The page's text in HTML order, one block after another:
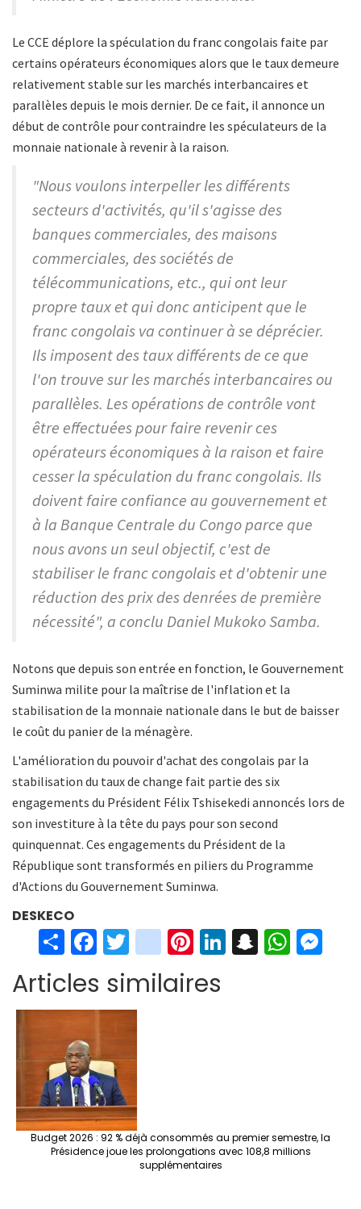
Le CCE déplore la spéculation du franc congolais faite par
certains opérateurs économiques alors que le taux demeure
relativement stable sur les marchés interbancaires et
parallèles depuis le mois dernier. De ce fait, il annonce un
début de contrôle pour contraindre les spéculateurs de la
monnaie nationale à revenir à la raison.
"Nous voulons interpeller les différents
secteurs d'activités, qu'il s'agisse des
banques commerciales, des maisons
commerciales, des sociétés de
télécommunications, etc., qui ont leur
propre taux et qui donc anticipent que le
franc congolais va continuer à se déprécier.
Ils imposent des taux différents de ce que
l'on trouve sur les marchés interbancaires ou
parallèles. Les opérations de contrôle vont
être effectuées pour faire revenir ces
opérateurs économiques à la raison et faire
cesser la spéculation du franc congolais. Ils
doivent faire confiance au gouvernement et
à la Banque Centrale du Congo parce que
nous avons un seul objectif, c'est de
stabiliser le franc congolais et d'obtenir une
réduction des prix des denrées de première
nécessité", a conclu Daniel Mukoko Samba.
Notons que depuis son entrée en fonction, le Gouvernement
Suminwa milite pour la maîtrise de l'inflation et la
stabilisation de la monnaie nationale dans le but de baisser
le coût du panier de la ménagère.
L'amélioration du pouvoir d'achat des congolais par la
stabilisation du taux de change fait partie des six
engagements du Président Félix Tshisekedi annoncés lors de
son investiture à la tête du pays pour son second
quinquennat. Ces engagements du Président de la
République sont transformés en piliers du Programme
d'Actions du Gouvernement Suminwa.
DESKECO
S
h
ar
e
Fa
ce
b
o
k
T
wi
tt
er
in
st
ag
Pi
er
Li S W
Articles similaires
Budget 2026 : 92 % déjà consommés au premier semestre, la
Présidence joue les prolongations avec 108,8 millions
supplémentaires